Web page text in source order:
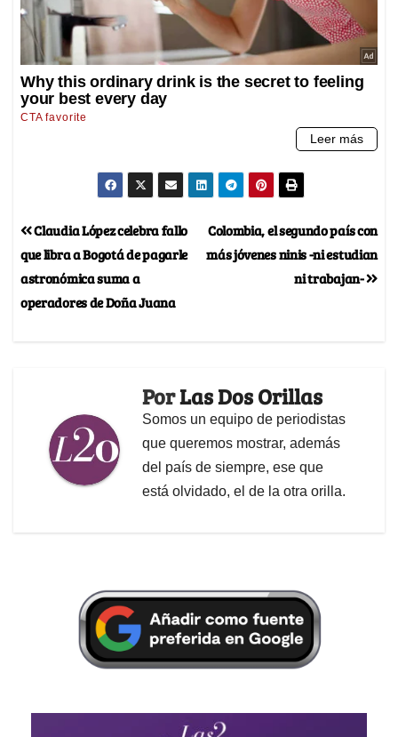
Colombia, el segundo país con
más jóvenes ninis -ni estudian
ni trabajan-
Claudia López celebra fallo
que libra a Bogotá de pagarle
astronómica suma a
operadores de Doña Juana
PorLas Dos Orillas
Somos un equipo de periodistas
que queremos mostrar, además
del país de siempre, ese que
está olvidado, el de la otra orilla.